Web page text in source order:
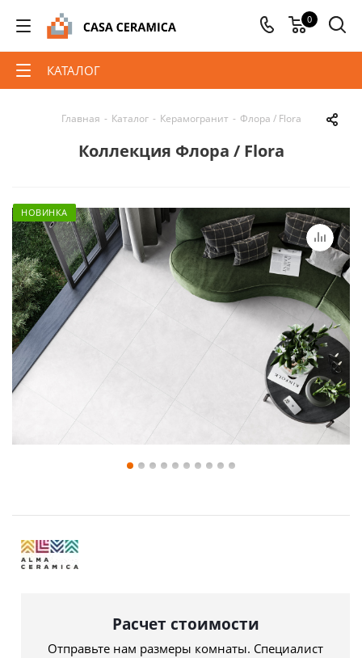
0
КАТАЛОГ
Главная - Каталог - Керамогранит - Флора / Flora
Коллекция Флора / Flora
НОВИНКА
Расчет стоимости
Отправьте нам размеры комнаты. Специалист